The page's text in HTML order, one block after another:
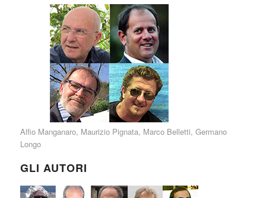
Alfio Manganaro, Maurizio Pignata, Marco Belletti, Germano
Longo
GLI AUTORI